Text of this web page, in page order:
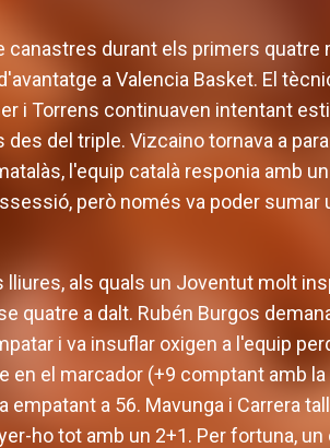
canastres durant els primers quatre
a Valencia Basket. El
i Torrens continuaven intentant
del triple. Vizcaino tornava a
l'equip català responia amb
però només va poder sumar
als quals un Joventut molt
quatre a dalt. Rubén Burgos
i va insuflar oxigen a l'equip
en el marcador (+9 comptant amb la
a 56. Mavunga i Carrera
ho tot amb un 2+1. Per fortuna,